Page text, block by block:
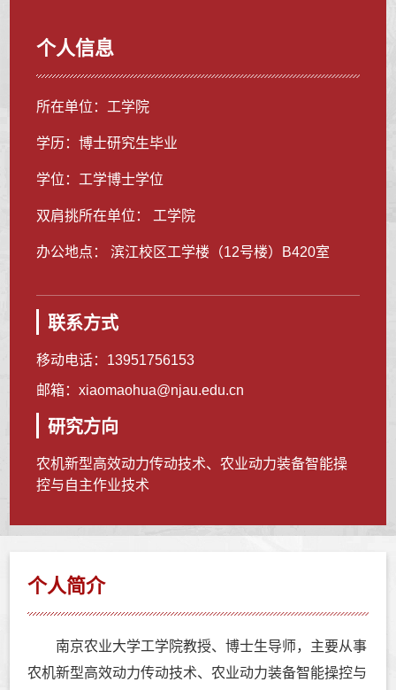
个人信息
所在单位：工学院
学历：博士研究生毕业
学位：工学博士学位
双肩挑所在单位： 工学院
办公地点： 滨江校区工学楼（12号楼）B420室
联系方式
移动电话： 13951756153
邮箱：xiaomaohua@njau.edu.cn
研究方向
农机新型高效动力传动技术、农业动力装备智能操
控与自主作业技术
个人简介
南京农业大学工学院教授、博士生导师，主要从事
农机新型高效动力传动技术、农业动力装备智能操控与